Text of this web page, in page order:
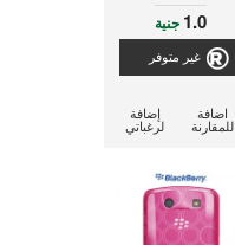
1.0 جنية
غير متوفر
إضافة
لرغباتي
اضافة
للمقارنة